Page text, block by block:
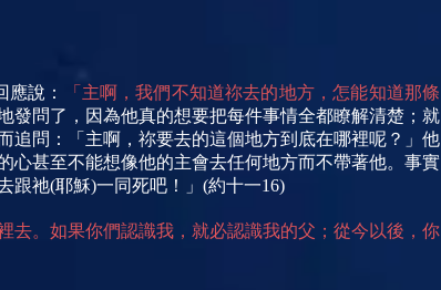
說：
「主啊，我們不知道祢去的地方，怎能知道那條
發問了，因為他真的想要把每件事情全都瞭解清楚；就
追問：「主啊，祢要去的這個地方到底在哪裡呢？」他
心甚至不能想像他的主會去任何地方而不帶著他。事實
跟祂(耶穌)一同死吧！」(約十一16)
去。如果你們認識我，就必認識我的父；從今以後，你